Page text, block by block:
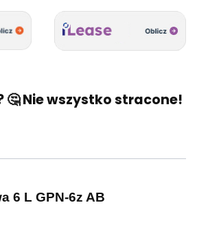
Nie wszystko stracone! 🙂
6 L GPN-6z AB